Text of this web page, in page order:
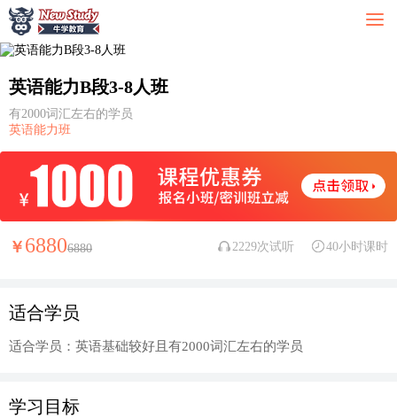
英语能力B段3-8人班
有2000词汇左右的学员
英语能力班
￥ 68806880 2229次试听 40小时课时
适合学员
适合学员：英语基础较好且有2000词汇左右的学员
学习目标